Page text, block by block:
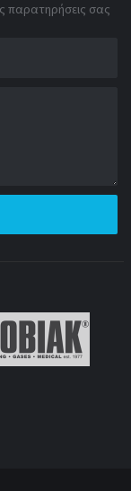
παρατηρήσεις σας